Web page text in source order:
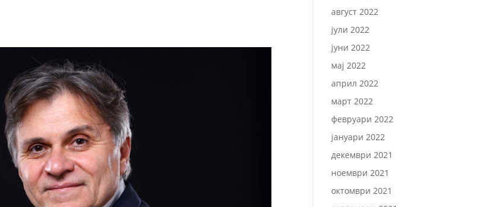
август 2022
јули 2022
јуни 2022
мај 2022
април 2022
март 2022
февруари 2022
јануари 2022
декември 2021
ноември 2021
октомври 2021